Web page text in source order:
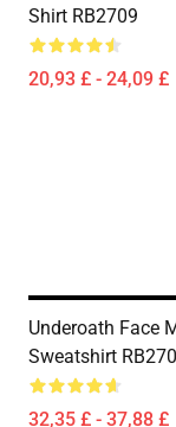
Shirt RB2709
20,93 £ - 24,09 £
Underoath Face
Sweatshirt
32,35 £ - 37,88 £